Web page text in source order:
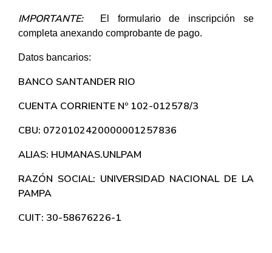
IMPORTANTE:El formulario de inscripción se
completa anexando comprobante de pago.
Datos bancarios:
BANCO SANTANDER RIO
CUENTA CORRIENTE Nº 102-012578/3
CBU: 0720102420000001257836
ALIAS: HUMANAS.UNLPAM
RAZÓN SOCIAL: UNIVERSIDAD NACIONAL DE LA
PAMPA
CUIT: 30-58676226-1